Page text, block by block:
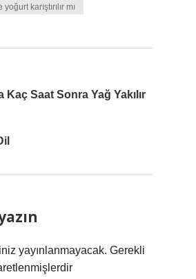
karıştırılır mı
Kaç Saat Sonra Yağ Yakılır
yayınlanmayacak. Gerekli